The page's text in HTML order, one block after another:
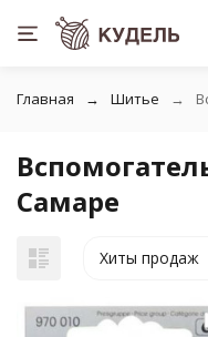
Главная Шитье
Самаре
Хиты продаж